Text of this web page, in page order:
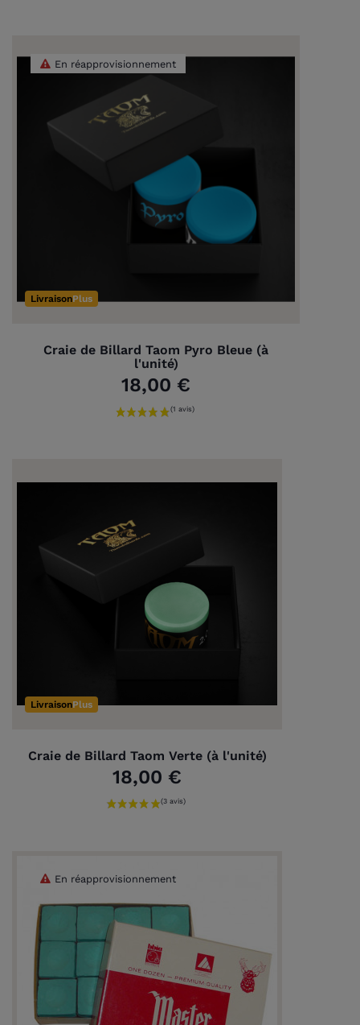
LivraisonPlus
Craie de Billard Taom Pyro Bleue (à
l'unité)
18,00 €
En réapprovisionnement
LivraisonPlus
Craie de Billard Taom Verte (à l'unité)
18,00 €
En réapprovisionnement